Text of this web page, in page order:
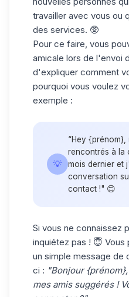
travailler avec vous ou
des services. 🥸
Pour ce faire, vous
amicale lors de l'envoi
d'expliquer comment
pourquoi vous voulez
exemple :
💡
“Hey
rencontrés à la
mois dernier et
conversation
contact !" 😊
Si vous ne connaissez
inquiétez pas ! 😇
un simple message de
ci : "Bonjour
mes amis suggérés !